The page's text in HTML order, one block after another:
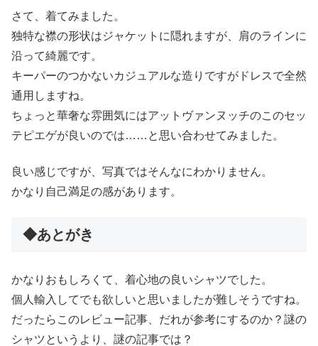
さて、着てみました。
独特な襟の形状はジャケットに隠れますが、肩のラインに
沿って綺麗です。
キーパーのつかないカジュアルな造りですがドレスで全然
通用しますね。
ちょっと華奢な雰囲気にはアットヴァンヌッチのこのセッ
テピエゲが良いのでは……と思い合わせてみました。
良い感じですが、写真ではそんなにわかりません。
かなり自己満足の感があります。
◆あとがき
かなりおもしろくて、着心地の良いシャツでした。
個人輸入してでも欲しいと思いましたが難しそうですね。
だったらこのレビュー記事、だれが参考にするのか？謎の
シャツというより、謎の記事では？